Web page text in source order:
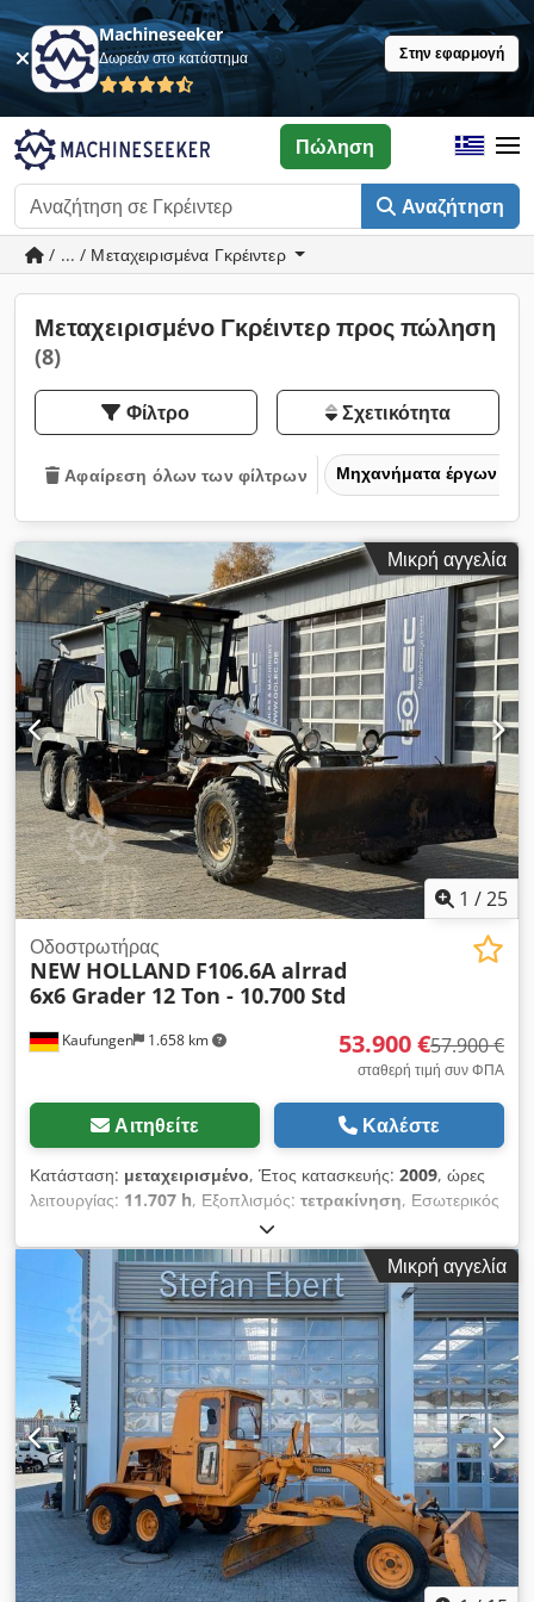
Machineseeker
Δωρεάν στο κατάστημα Στην εφαρμογή
Αναζήτηση
Πώληση
/ ... / Μεταχειρισμένα Γκρέιντερ
Μεταχειρισμένο Γκρέιντερ προς πώληση
(8)
Φίλτρο Σχετικότητα
Αφαίρεση όλων των φίλτρων Μηχανήματα έργων
Μικρή αγγελία
1 /25
Kaufungen 1.658 km
Οδοστρωτήρας
NEW HOLLAND F106.6A alrrad
6x6 Grader 12 Ton - 10.700 Std
53.900 €57.900 €
σταθερή τιμή συν ΦΠΑ
Αιτηθείτε Καλέστε
Κατάσταση: μεταχειρισμένο, Έτος κατασκευής: 2009, ώρες
λειτουργίας: 11.707 h, Εξοπλισμός: τετρακίνηση, Εσωτερικός
αριθμός οχήματος: G300381 Διαθέσιμο άμεσα στην αυλή μας
στην Kaufungen. Dsdpfjxnulbox Alyeck Περισσότερες
πληροφορίες: ? Luis Lucena ? Viktoria Sologubova Γερμανικά
New Holland F106.6A 6x6 τετρακίνητος ισοπεδωτής |
περίπου 12 τόνοι | έτος κατασκευής 2009 Προς πώληση,
μεταχειρισμένος ισοπεδωτής New Holland F106.6A, έτος
κατασκευής 2009. Το μηχάνημα διαθέτει τετρακίνηση 6x6 και
λειτουργικό βάρος περίπου 12 τόνων. Ο ισοπεδωτής είναι
ιδανικός για κατασκευή δρόμων και διαδρόμων, διαμόρφωση
εδάφους, καθώς και για εργασίες εκσκαφών και συντήρησης.
Τεχνικά χαρακτηριστικά: * Κατασκευαστής/Μοντέλο: New
Holland F106.6A * Τύπος μηχανήματος: Ισοπεδωτής * Έτος
κατασκευής: 2009 * Ώρες λειτουργίας: 11.707 ώρες * Βάρος:
11.500 kg * Κατηγορία βάρους: περίπου 12 τόνοι * Κίνηση:
Τετρακίνηση 6x6 * Περιβαλλοντικό αυτοκόλλητο: Καμία *
Μικρή αγγελία